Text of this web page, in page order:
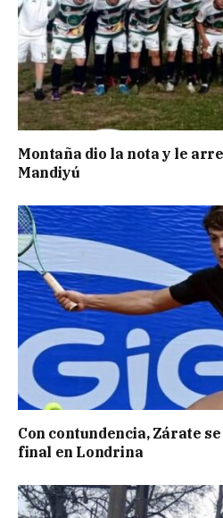
Montaña dio la nota y le
Mandiyú
Con contundencia, Zárate
final en Londrina